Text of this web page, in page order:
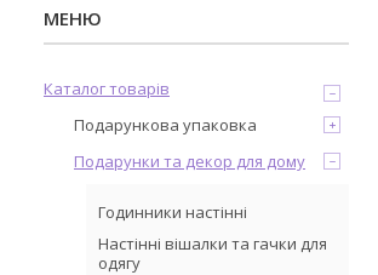
Каталог товарів
Подарункова упаковка
Подарунки та декор для дому
Годинники настінні
Настінні вішалки та гачки для
одягу